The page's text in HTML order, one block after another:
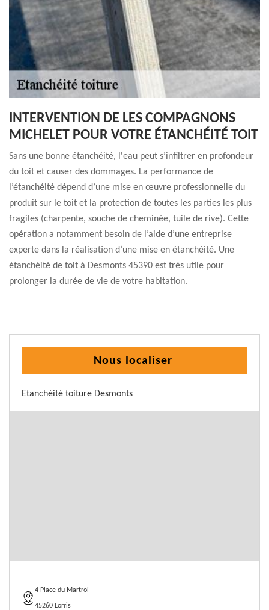
INTERVENTION DE LES COMPAGNONS
MICHELET POUR VOTRE ÉTANCHÉITÉ TOIT
Sans une bonne étanchéité, l'eau peut s’infiltrer en profondeur
du toit et causer des dommages. La performance de
l’étanchéité dépend d’une mise en œuvre professionnelle du
produit sur le toit et la protection de toutes les parties les plus
fragiles (charpente, souche de cheminée, tuile de rive). Cette
opération a notamment besoin de l’aide d’une entreprise
experte dans la réalisation d’une mise en étanchéité. Une
étanchéité de toit à Desmonts 45390 est très utile pour
prolonger la durée de vie de votre habitation.
Nous localiser
Etanchéité toiture Desmonts
4 Place du Martroi
45260 Lorris